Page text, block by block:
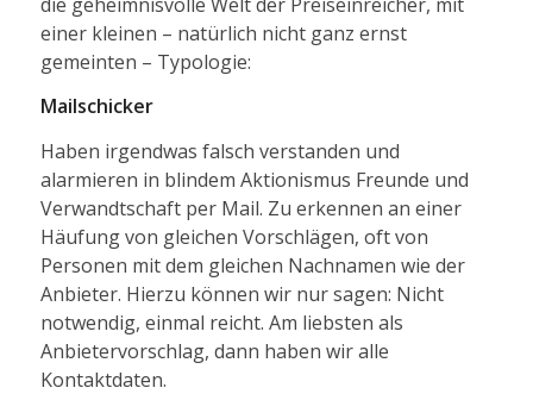
einer kleinen – natürlich nicht ganz ernst
gemeinten – Typologie:
Mailschicker
Haben irgendwas falsch verstanden und
alarmieren in blindem Aktionismus Freunde und
Verwandtschaft per Mail. Zu erkennen an einer
Häufung von gleichen Vorschlägen, oft von
Personen mit dem gleichen Nachnamen wie der
Anbieter. Hierzu können wir nur sagen: Nicht
notwendig, einmal reicht. Am liebsten als
Anbietervorschlag, dann haben wir alle
Kontaktdaten.